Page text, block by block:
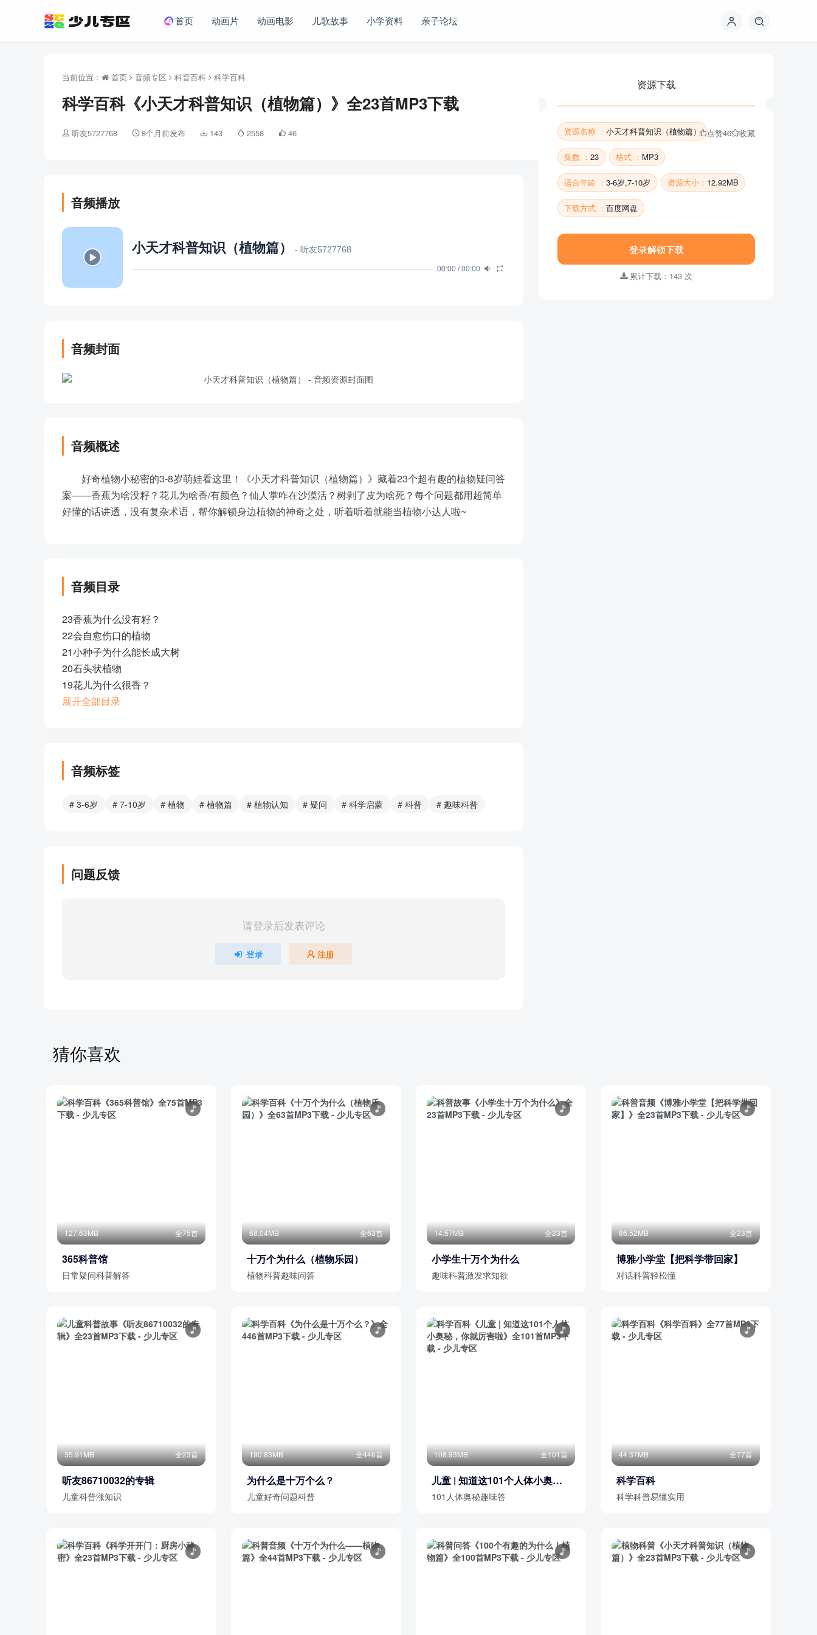
首页 动画片 动画电影 儿歌故事 小学资料 亲子论坛
当前位置： 首页 音频专区 科普百科 科学百科
科学百科《小天才科普知识（植物篇）》全23首MP3下载
听友5727768 8个月前发布 143 2558 46 点赞46 收藏
音频播放
小天才科普知识（植物篇） - 听友5727768
00:00 /00:00
音频封面
音频概述
好奇植物小秘密的3-8岁萌娃看这里！《小天才科普知识（植物篇）》藏着23个超有趣的植物疑问答
案——香蕉为啥没籽？花儿为啥香/有颜色？仙人掌咋在沙漠活？树剥了皮为啥死？每个问题都用超简单
好懂的话讲透，没有复杂术语，帮你解锁身边植物的神奇之处，听着听着就能当植物小达人啦~
音频目录
23香蕉为什么没有籽？
22会自愈伤口的植物
21小种子为什么能长成大树
20石头状植物
19花儿为什么很香？
18贮水树
14最小的植物
13植物吃什么？
12最重的木材
08净水树
07树木是怎样过冬的？
展开全部目录
音频标签
# 3-6岁 # 7-10岁 # 植物 # 植物篇 # 植物认知 # 疑问 # 科学启蒙 # 科普 # 趣味科普
问题反馈
请登录后发表评论
登录 注册
资源下载
资源名称 ： 小天才科普知识（植物篇）
集数 ： 23 格式 ： MP3
适合年龄 ： 3-6岁,7-10岁 资源大小： 12.92MB
下载方式 ： 百度网盘
登录解锁下载
累计下载：143 次
资源下载
小天才科普知识（植物篇）
格式 ：MP3
猜你喜欢
127.63MB 全75首
365科普馆
日常疑问科普解答
68.04MB 全63首
十万个为什么（植物乐园）
植物科普趣味问答
14.57MB 全23首
小学生十万个为什么
趣味科普激发求知欲
86.52MB 全23首
博雅小学堂【把科学带回家】
对话科普轻松懂
35.91MB 全23首
听友86710032的专辑
儿童科普涨知识
190.83MB 全446首
为什么是十万个么？
儿童好奇问题科普
108.93MB 全101首
儿童 | 知道这101个人体小奥
秘，你就厉害啦
101人体奥秘趣味答
44.37MB 全77首
科学百科
科学科普易懂实用